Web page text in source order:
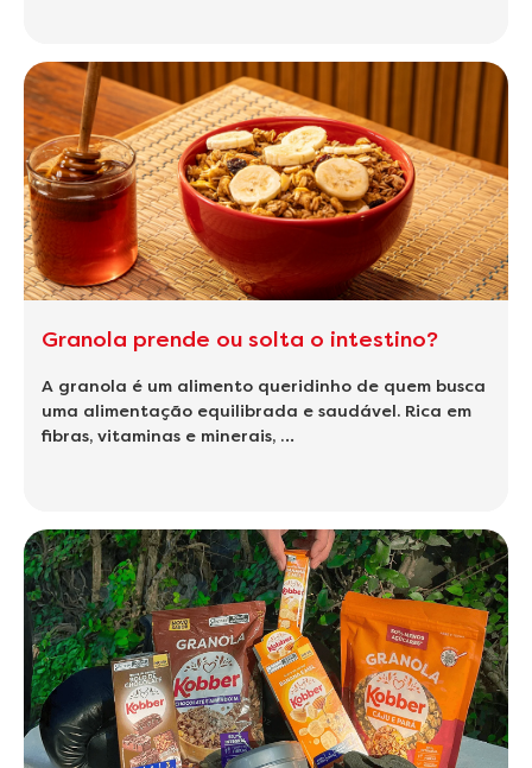
Granola prende ou solta o intestino?
A granola é um alimento queridinho de quem busca
uma alimentação equilibrada e saudável. Rica em
fibras, vitaminas e minerais, …